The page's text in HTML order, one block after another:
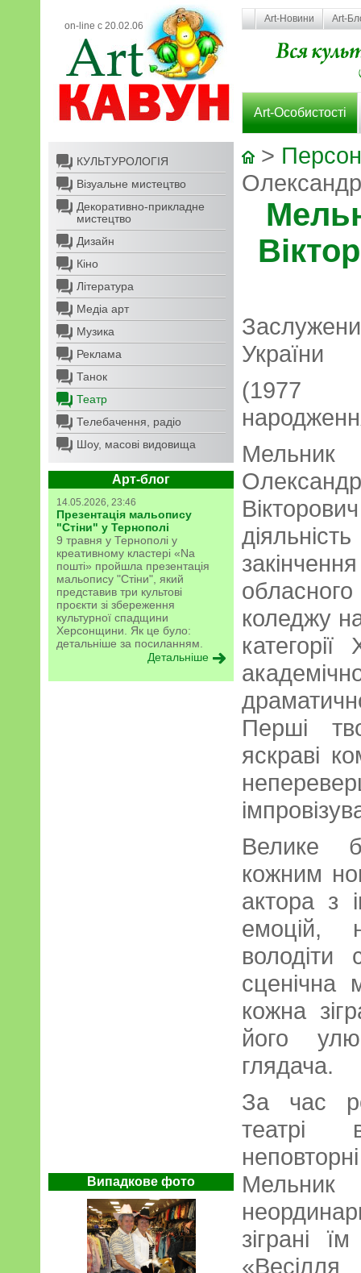
on-line с 20.02.06
Art-Новини Art-
Art-Особистості
КУЛЬТУРОЛОГІЯ
Візуальне мистецтво
Декоративно-прикладне
мистецтво
Дизайн
Кіно
Література
Медіа арт
Музика
Реклама
Танок
Театр
Телебачення, радіо
Шоу, масові видовища
Арт-блог
14.05.2026, 23:46
Презентація мальопису
"Стіни" у Тернополі
9 травня у Тернополі у
креативному кластері «Na
пошті» пройшла презентація
мальопису "Стіни", який
представив три культові
проєкти зі збереження
культурної спадщини
Херсонщини. Як це було:
детальніше за посиланням.
Детальніше
Випадкове фото
>
Олександр
України
Мельник
Олександр
коледжу
Перші
яскраві
Велике
кожним
актора з
емоцій,
володіти
сценічна
кожна
його
глядача.
За час
театрі
зіграні